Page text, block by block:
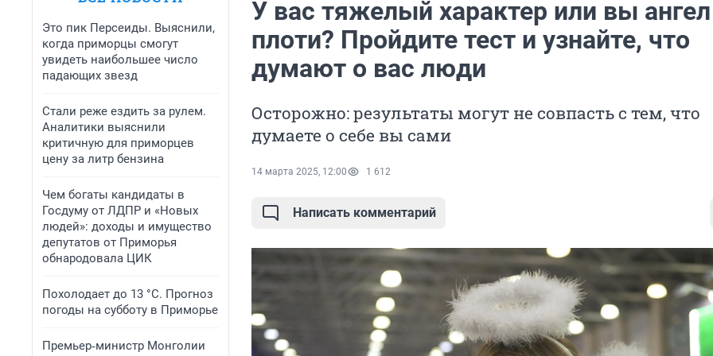
Это пик Персеиды. Выяснили,
когда приморцы смогут
увидеть наибольшее число
падающих звезд
Стали реже ездить за рулем.
Аналитики выяснили
критичную для приморцев
цену за литр бензина
Чем богаты кандидаты в
Госдуму от ЛДПР и «Новых
людей»: доходы и имущество
депутатов от Приморья
обнародовала ЦИК
Похолодает до 13 °C. Прогноз
погоды на субботу в Приморье
Премьер‑министр Монголии
У вас тяжелый характер или вы
плоти? Пройдите тест и узнайте, что
думают о вас люди
Осторожно: результаты могут не совпасть с тем, что
думаете о себе вы сами
14 марта 2025, 12:00 1 612
Написать комментарий